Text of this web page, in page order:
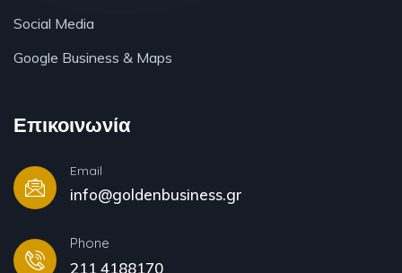
Social Media
Google Business & Maps
Επικοινωνία
Email
info@goldenbusiness.gr
Phone
211 4188170